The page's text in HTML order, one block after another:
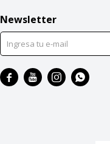
Newsletter
   